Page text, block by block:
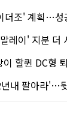
더조' 계획…성
레이' 지분 더
할퀸 DC형 퇴직
내 팔아라'…